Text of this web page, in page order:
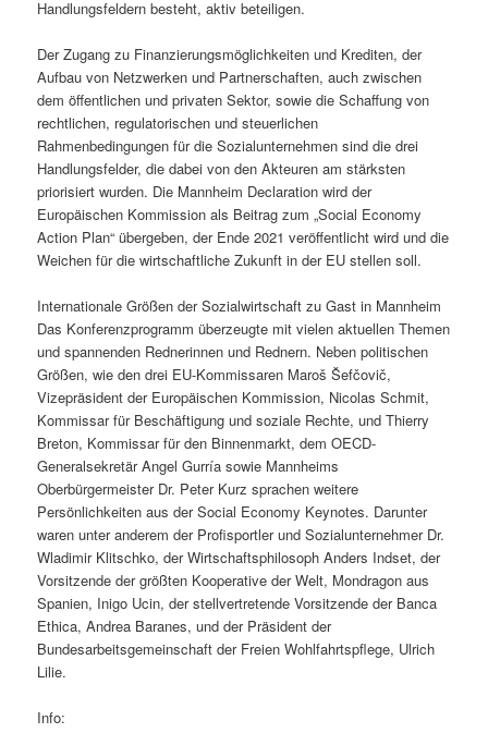
Handlungsfeldern besteht, aktiv beteiligen.
Der Zugang zu Finanzierungsmöglichkeiten und Krediten, der
Aufbau von Netzwerken und Partnerschaften, auch zwischen
dem öffentlichen und privaten Sektor, sowie die Schaffung von
rechtlichen, regulatorischen und steuerlichen
Rahmenbedingungen für die Sozialunternehmen sind die drei
Handlungsfelder, die dabei von den Akteuren am stärksten
priorisiert wurden. Die Mannheim Declaration wird der
Europäischen Kommission als Beitrag zum „Social Economy
Action Plan“ übergeben, der Ende 2021 veröffentlicht wird und die
Weichen für die wirtschaftliche Zukunft in der EU stellen soll.
Internationale Größen der Sozialwirtschaft zu Gast in Mannheim
Das Konferenzprogramm überzeugte mit vielen aktuellen Themen
und spannenden Rednerinnen und Rednern. Neben politischen
Größen, wie den drei EU-Kommissaren Maroš Šefčovič,
Vizepräsident der Europäischen Kommission, Nicolas Schmit,
Kommissar für Beschäftigung und soziale Rechte, und Thierry
Breton, Kommissar für den Binnenmarkt, dem OECD-
Generalsekretär Angel Gurría sowie Mannheims
Oberbürgermeister Dr. Peter Kurz sprachen weitere
Persönlichkeiten aus der Social Economy Keynotes. Darunter
waren unter anderem der Profisportler und Sozialunternehmer Dr.
Wladimir Klitschko, der Wirtschaftsphilosoph Anders Indset, der
Vorsitzende der größten Kooperative der Welt, Mondragon aus
Spanien, Inigo Ucin, der stellvertretende Vorsitzende der Banca
Ethica, Andrea Baranes, und der Präsident der
Bundesarbeitsgemeinschaft der Freien Wohlfahrtspflege, Ulrich
Lilie.
Info: